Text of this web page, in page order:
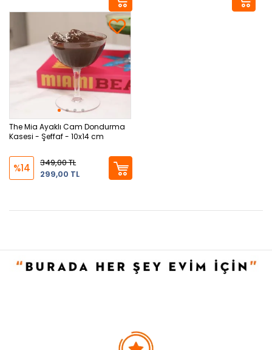
The Mia Ayaklı Cam Dondurma
Kasesi - Şeffaf - 10x14 cm
%14
349,00 TL
299,00 TL